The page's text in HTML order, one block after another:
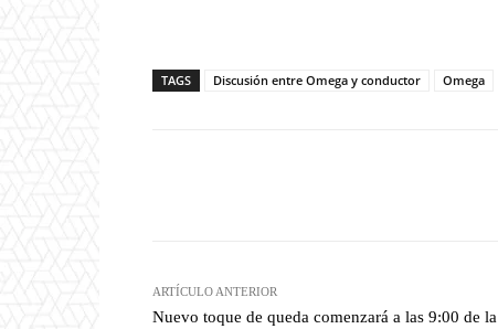
TAGS Discusión entre Omega y conductor Omega
ARTÍCULO ANTERIOR
Nuevo toque de queda comenzará a las 9:00 de la